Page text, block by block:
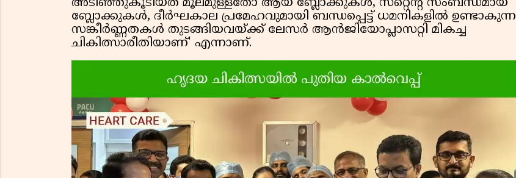
അടിഞ്ഞുകൂടിയത് മൂലമുള്ളതോ ആയ ബ്ലോക്കുകൾ, സ്‌റ്റെന്റ് സംബന്ധമായ
ബ്ലോക്കുകൾ, ദീർഘകാല പ്രമേഹവുമായി ബന്ധപ്പെട്ട് ധമനികളിൽ ഉണ്ടാകുന്ന
സങ്കീർണ്ണതകൾ തുടങ്ങിയവയ്ക്ക് ലേസർ ആൻജിയോപ്ലാസറ്റി മികച്ച
ചികിത്സാരീതിയാണ്' എന്നാണ്.